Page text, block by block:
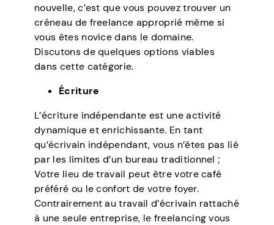
nouvelle, c’est que vous pouvez trouver un
créneau de freelance approprié même si
vous êtes novice dans le domaine.
Discutons de quelques options viables
dans cette catégorie.
Écriture
L’écriture indépendante est une activité
dynamique et enrichissante. En tant
qu’écrivain indépendant, vous n’êtes pas lié
par les limites d’un bureau traditionnel ;
Votre lieu de travail peut être votre café
préféré ou le confort de votre foyer.
Contrairement au travail d’écrivain rattaché
à une seule entreprise, le freelancing vous